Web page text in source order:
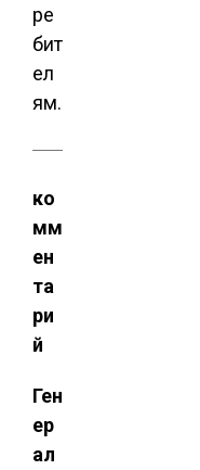
ре
бит
ел
ям.
ко
мм
ен
та
ри
й
Ген
ер
ал